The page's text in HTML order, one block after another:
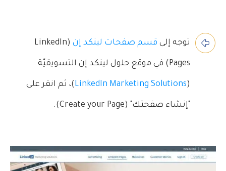
توجه إلى قسم صفحات لينكد إن (LinkedIn
Pages) في موقع حلول لينكد إن التسويقيّة
(
LinkedIn Marketing Solutions)، ثم انقر على
"إنشاء صفحتك" (Create your Page).